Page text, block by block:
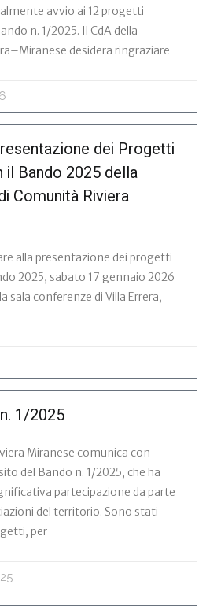
avvio ai 12 progetti
n. 1/2025. Il CdA della
desidera ringraziare
dei Progetti
il Bando 2025 della
Comunità Riviera
alla presentazione dei progetti
2025, sabato 17 gennaio 2026
sala conferenze di Villa Errera,
1/2025
Miranese comunica con
del Bando n. 1/2025, che ha
partecipazione da parte
del territorio. Sono stati
per